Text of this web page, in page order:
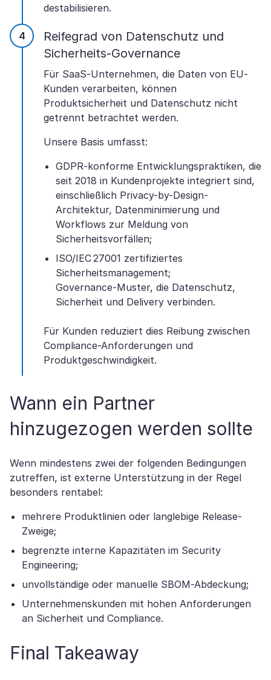
destabilisieren.
Reifegrad von Datenschutz und
Sicherheits-Governance
Für SaaS-Unternehmen, die Daten von EU-
Kunden verarbeiten, können
Produktsicherheit und Datenschutz nicht
getrennt betrachtet werden.
Unsere Basis umfasst:
GDPR-konforme Entwicklungspraktiken, die
seit 2018 in Kundenprojekte integriert sind,
einschließlich Privacy-by-Design-
Architektur, Datenminimierung und
Workflows zur Meldung von
Sicherheitsvorfällen;
ISO/IEC 27001 zertifiziertes
Sicherheitsmanagement;
Governance-Muster, die Datenschutz,
Sicherheit und Delivery verbinden.
Für Kunden reduziert dies Reibung zwischen
Compliance-Anforderungen und
Produktgeschwindigkeit.
Wann ein Partner
hinzugezogen werden sollte
Wenn mindestens zwei der folgenden Bedingungen
zutreffen, ist externe Unterstützung in der Regel
besonders rentabel:
mehrere Produktlinien oder langlebige Release-
Zweige;
begrenzte interne Kapazitäten im Security
Engineering;
unvollständige oder manuelle SBOM-Abdeckung;
Unternehmenskunden mit hohen Anforderungen
an Sicherheit und Compliance.
Final Takeaway